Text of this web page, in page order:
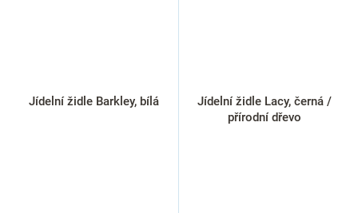
Jídelní židle Barkley, bílá
Jídelní židle Lacy, černá /
přírodní dřevo